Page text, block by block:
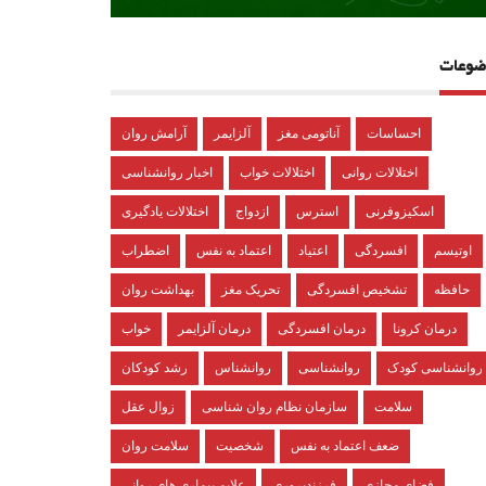
آرامش روان آلزایمر آناتومی مغز احساسات
اخبار روانشناسی اختلالات خواب اختلالات روانی
اختلالات یادگیری ازدواج استرس اسکیزوفرنی
اضطراب اعتماد به نفس اعتیاد افسردگی اوتیسم
بهداشت روان تحریک مغز تشخیص افسردگی حافظه
خواب درمان آلزایمر درمان افسردگی درمان کرونا
رشد کودکان روانشناس روانشناسی روانشناسی کودک
زوال عقل سازمان نظام روان شناسی سلامت
سلامت روان شخصیت ضعف اعتماد به نفس